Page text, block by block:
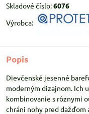
Skladové číslo:6076
Výrobca:
Popis
Dievčenské jesenné
moderným dizajnom. Ich
kombinovanie s rôznymi
chráni nohy pred dažďom